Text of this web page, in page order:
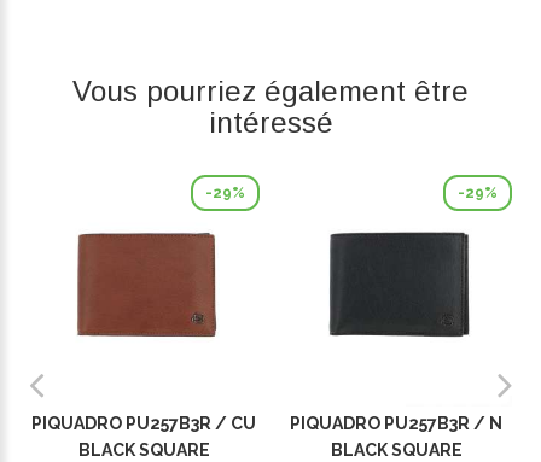
Vous pourriez également être
intéressé
-29%
PIQUADRO PU257B3R / CU
BLACK SQUARE
-29%
PIQUADRO PU257B3R / N
BLACK SQUARE